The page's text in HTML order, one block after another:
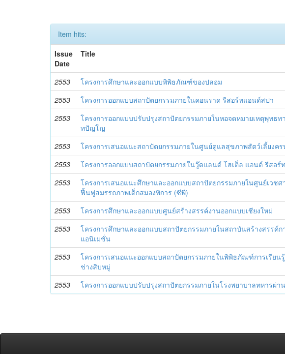
Item hits:
Issue
Date
Title
2553 โครงการศึกษาและออกแบบพิพิธภัณฑ์ของปลอม
2553
โครงการออกแบบสถาปัตยกรรมภายในคอนราด รีสอร์ทแอนด์สปา
2553
โครงการออกแบบปรับปรุงสถาปัตยกรรมภายในหอจดหมายเหตุพุทธท
ทปัญโญ
2553 โครงการเสนอแนะสถาปัตยกรรมภายในศูนย์ดูแลสุขภาพสัตว์เลี้ยงคร
2553
โครงการออกแบบสถาปัตยกรรมภายในวู๊ดแลนด์ โฮเต็ล แอนด์ รีสอร์
2553
โครงการเสนอแนะศึกษาและออกแบบสถาปัตยกรรมภายในศูนย์เวชศ
ฟื้นฟูสมรรถภาพเด็กสมองพิการ (ซีพี)
2553 โครงการศึกษาและออกแบบศูนย์สร้างสรรค์งานออกแบบเชียงใหม่
2553
โครงการศึกษาและออกแบบสถาปัตยกรรมภายในสถาบันสร้างสรรค์
แอนิเมชั่น
2553
โครงการเสนอแนะออกแบบสถาปัตยกรรมภายในพิพิธภัณฑ์การเรียน
ช่างสิบหมู่
2553 โครงการออกแบบปรับปรุงสถาปัตยกรรมภายในโรงพยาบาลทหารผ่า